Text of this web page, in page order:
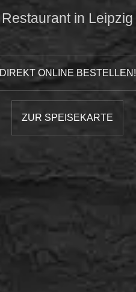
Restaurant in Leipzig
DIREKT ONLINE BESTELLEN!
ZUR SPEISEKARTE